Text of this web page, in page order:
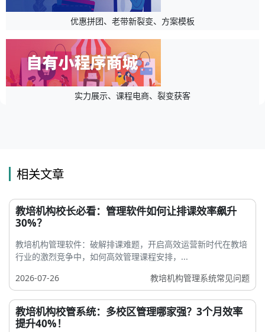
优惠拼团、老带新裂变、方案模板
实力展示、课程电商、裂变获客
相关文章
教培机构校长必看：管理软件如何让排课效率飙升
30%？
教培机构管理软件：破解排课难题，开启高效运营新时代在教培
行业的激烈竞争中，如何高效管理课程安排，...
2026-07-26
教培机构管理系统常见问题
教培机构校管系统：多校区管理哪家强？3个月效率
提升40%！